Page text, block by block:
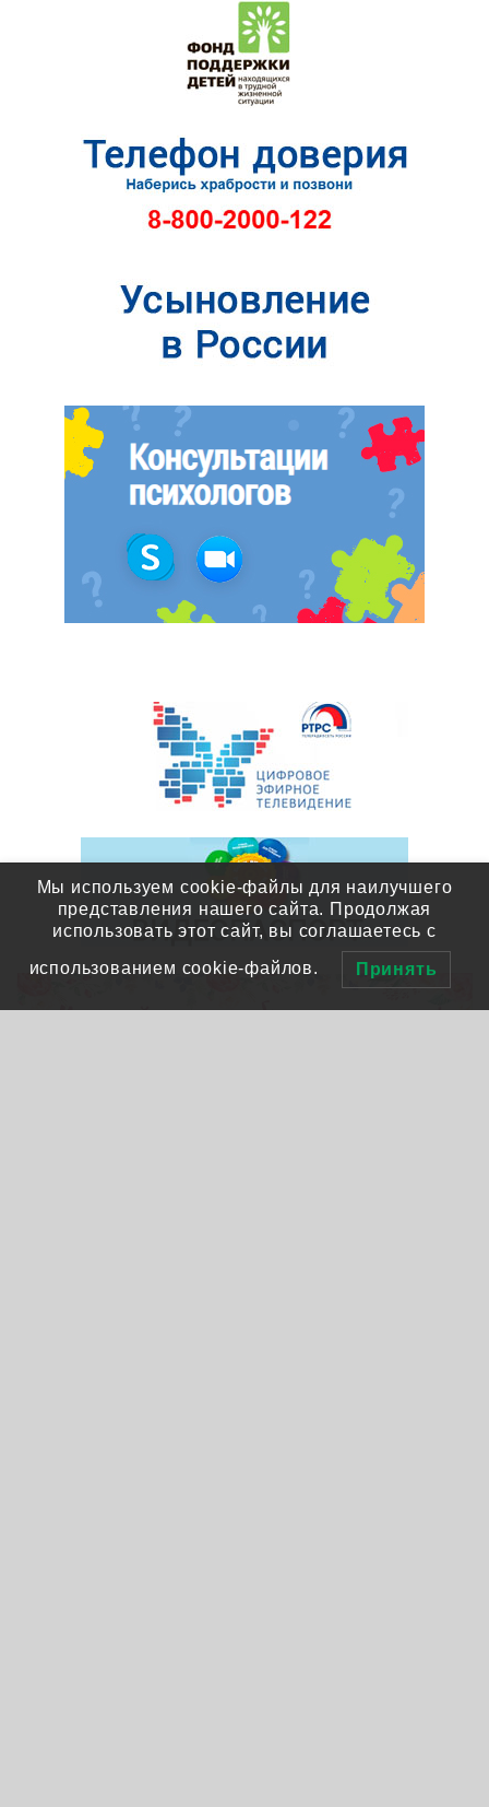
Мы используем cookie-файлы для наилучшего
представления нашего сайта. Продолжая
использовать этот сайт, вы соглашаетесь с
использованием cookie-файлов. Принять